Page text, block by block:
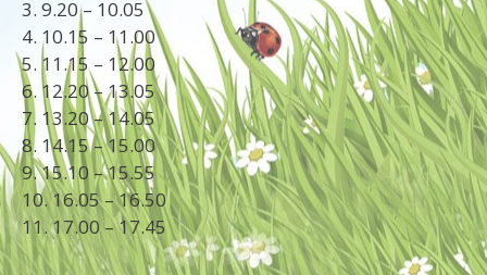
3. 9.20 – 10.05
4. 10.15 – 11.00
5. 11.15 – 12.00
6. 12.20 – 13.05
7. 13.20 – 14.05
8. 14.15 – 15.00
9. 15.10 – 15.55
10. 16.05 – 16.50
11. 17.00 – 17.45